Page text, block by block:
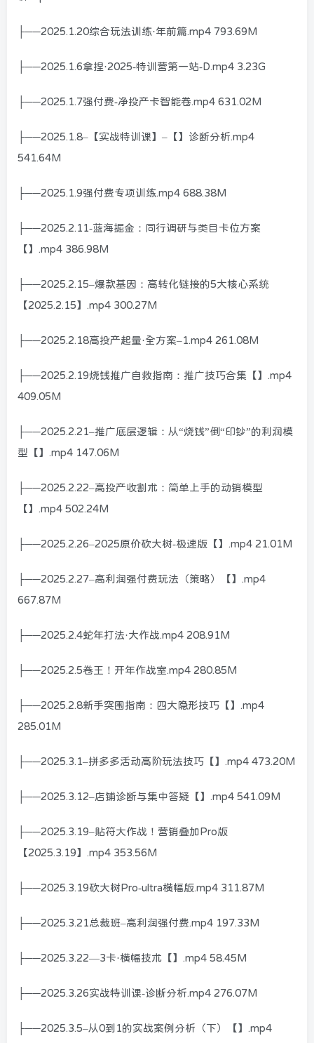
├──2025.1.20综合玩法训练·年前篇.mp4 793.69M
├──2025.1.6拿捏·2025-特训营第一站-D.mp4 3.23G
├──2025.1.7强付费-净投产卡智能卷.mp4 631.02M
├──2025.1.8–【实战特训课】–【】诊断分析.mp4
541.64M
├──2025.1.9强付费专项训练.mp4 688.38M
├──2025.2.11-蓝海掘金：同行调研与类目卡位方案
【】.mp4 386.98M
├──2025.2.15–爆款基因：高转化链接的5大核心系统
【2025.2.15】.mp4 300.27M
├──2025.2.18高投产起量·全方案–1.mp4 261.08M
├──2025.2.19烧钱推广自救指南：推广技巧合集【】.mp4
409.05M
├──2025.2.21–推广底层逻辑：从“烧钱”倒“印钞”的利润模
型【】.mp4 147.06M
├──2025.2.22–高投产收割术：简单上手的动销模型
【】.mp4 502.24M
├──2025.2.26–2025原价砍大树-极速版【】.mp4 21.01M
├──2025.2.27–高利润强付费玩法（策略）【】.mp4
667.87M
├──2025.2.4蛇年打法·大作战.mp4 208.91M
├──2025.2.5卷王！开年作战室.mp4 280.85M
├──2025.2.8新手突围指南：四大隐形技巧【】.mp4
285.01M
├──2025.3.1–拼多多活动高阶玩法技巧【】.mp4 473.20M
├──2025.3.12–店铺诊断与集中答疑【】.mp4 541.09M
├──2025.3.19–贴符大作战！营销叠加Pro版
【2025.3.19】.mp4 353.56M
├──2025.3.19砍大树Pro-ultra横幅版.mp4 311.87M
├──2025.3.21总裁班–高利润强付费.mp4 197.33M
├──2025.3.22—3卡·横幅技术【】.mp4 58.45M
├──2025.3.26实战特训课-诊断分析.mp4 276.07M
├──2025.3.5–从0到1的实战案例分析（下）【】.mp4